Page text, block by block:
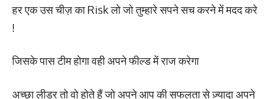
हर एक उस चीज़ का Risk लो जो तुम्हारे सपने सच करने में मदद करे
!
जिसके पास टीम होगा वही अपने फील्ड में राज करेगा
अच्छा लीडर तो वो होते हैं जो अपने आप की सफलता से ज़्यादा अपने